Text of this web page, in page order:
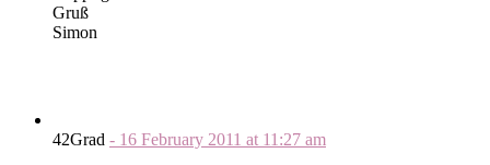
Gruß
Simon
42Grad - 16 February 2011 at 11:27 am